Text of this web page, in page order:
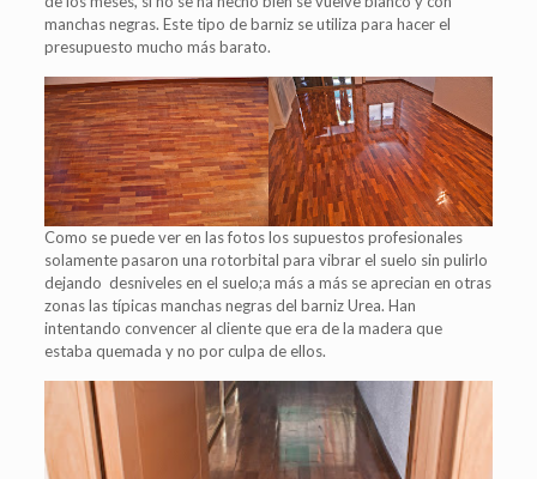
manchas negras. Este tipo de barniz se utiliza para hacer el
presupuesto mucho más barato.
Como se puede ver en las fotos los supuestos profesionales
solamente pasaron una rotorbital para vibrar el suelo sin pulirlo
dejando desniveles en el suelo;a más a más se aprecian en otras
zonas las típicas manchas negras del barniz Urea. Han
intentando convencer al cliente que era de la madera que
estaba quemada y no por culpa de ellos.